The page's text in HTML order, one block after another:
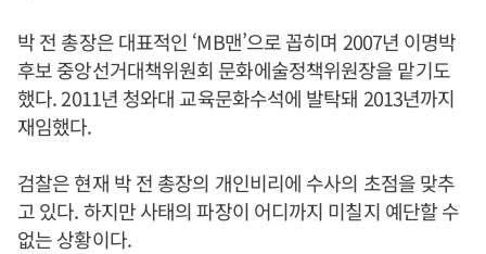
박 전 총장은 대표적인 ‘MB맨’으로 꼽히며 2007년 이명박
후보 중앙선거대책위원회 문화에술정책위원장을 맡기도
했다. 2011년 청와대 교육문화수석에 발탁돼 2013년까지
재임했다.
검찰은 현재 박 전 총장의 개인비리에 수사의 초점을 맞추
고 있다. 하지만 사태의 파장이 어디까지 미칠지 예단할 수
없는 상황이다.